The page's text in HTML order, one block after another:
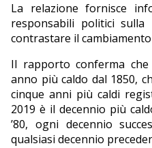
La relazione fornisce
responsabili politici sulla
contrastare il
Il rapporto conferma
anno più caldo dal 1850,
cinque anni più caldi
2019 è il decennio più
’80, ogni decennio
qualsiasi decennio